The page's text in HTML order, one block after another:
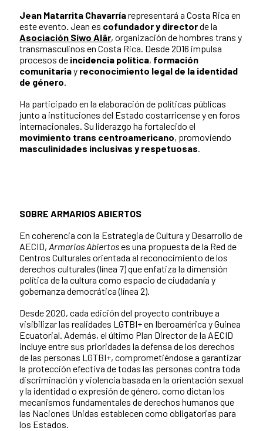
Jean Matarrita Chavarríarepresentará a Costa Rica en
este evento. Jean es cofundador y directorde la
Asociación Síwo Alâr, organización de hombres trans y
transmasculinos en Costa Rica. Desde 2016 impulsa
procesos de incidencia política, formación
comunitariay reconocimiento legal de la identidad
de género.
Ha participado en la elaboración de políticas públicas
junto a instituciones del Estado costarricense y en foros
internacionales. Su liderazgo ha fortalecido el
movimiento trans centroamericano, promoviendo
masculinidades inclusivas y respetuosas.
SOBRE ARMARIOS ABIERTOS
En coherencia con la Estrategia de Cultura y Desarrollo de
AECID, Armarios Abiertoses una propuesta de la Red de
Centros Culturales orientada al reconocimiento de los
derechos culturales (línea 7) que enfatiza la dimensión
política de la cultura como espacio de ciudadanía y
gobernanza democrática (línea 2).
Desde 2020, cada edición del proyecto contribuye a
visibilizar las realidades LGTBI+ en Iberoamérica y Guinea
Ecuatorial. Además, el último Plan Director de la AECID
incluye entre sus prioridades la defensa de los derechos
de las personas LGTBI+, comprometiéndose a garantizar
la protección efectiva de todas las personas contra toda
discriminación y violencia basada en la orientación sexual
y la identidad o expresión de género, como dictan los
mecanismos fundamentales de derechos humanos que
las Naciones Unidas establecen como obligatorias para
los Estados.